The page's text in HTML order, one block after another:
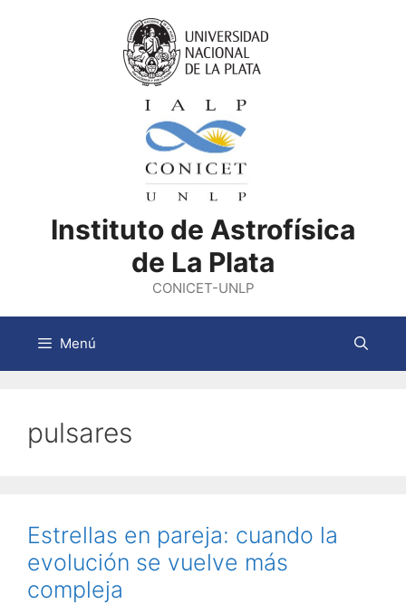
Instituto de Astrofísica
de La Plata
CONICET-UNLP
Menú
pulsares
Estrellas en pareja: cuando la
evolución se vuelve más
compleja